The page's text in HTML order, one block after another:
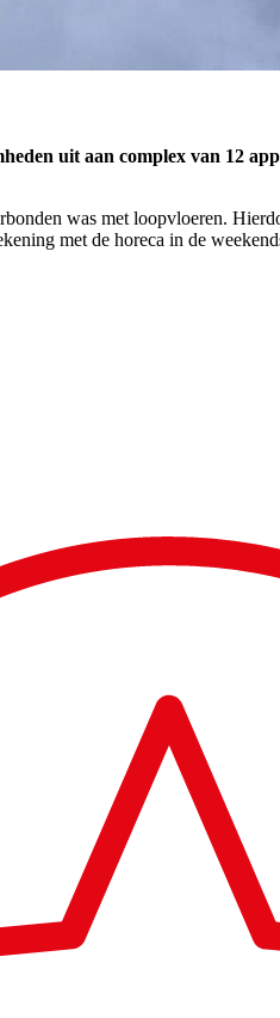
uit aan complex van 12
was met loopvloeren.
met de horeca in de